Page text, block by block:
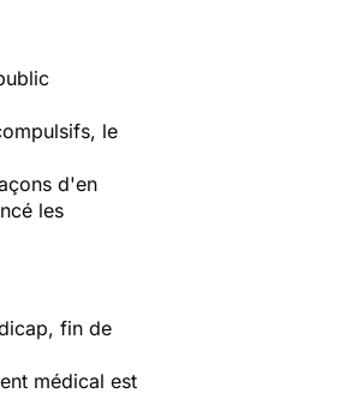
le
d'en
les
fin de
médical est